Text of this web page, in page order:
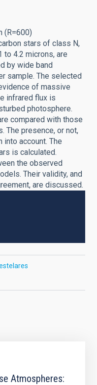
(R=600)
stars of class N,
to 4.2 microns, are
by wide band
sample. The selected
of massive
infrared flux is
photosphere.
compared with those
The presence, or not,
account. The
is calculated.
the observed
Their validity, and
are discussed.
Atmospheres: